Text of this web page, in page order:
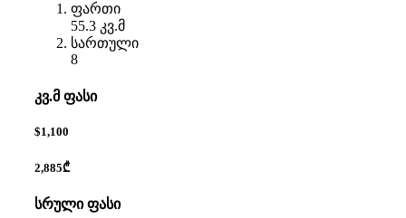
ფართი
55.3 კვ.მ
სართული
8
კვ.მ ფასი
$1,100
2,885₾
სრული ფასი